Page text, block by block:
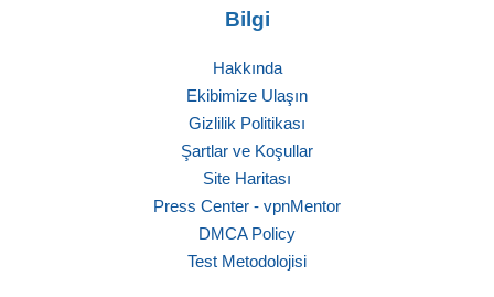
Bilgi
Hakkında
Ekibimize Ulaşın
Gizlilik Politikası
Şartlar ve Koşullar
Site Haritası
Press Center - vpnMentor
DMCA Policy
Test Metodolojisi